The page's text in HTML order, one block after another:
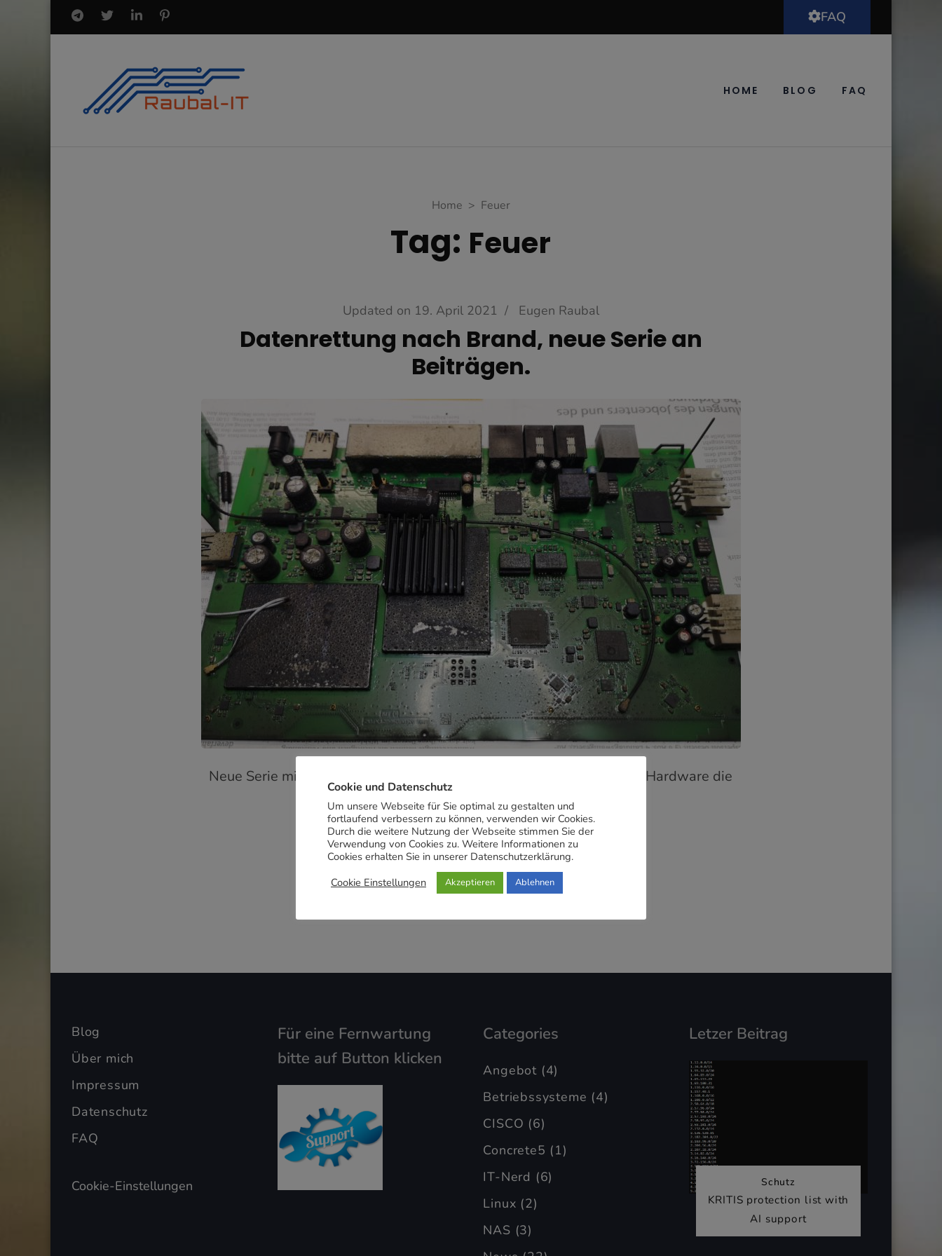
FAQ
HOME BLOG FAQ
Home > Feuer
Tag: Feuer
Updated on 19. April 2021 / Eugen Raubal
Datenrettung nach Brand, neue Serie an
Beiträgen.
Neue Serie mit Tipps zur Datenrettung, Sicherung und Reparatur von Hardware die
wortwörtlich durchs Feuer gegangen ist
MEHR
Blog
Über mich
Impressum
Datenschutz
FAQ
Cookie-Einstellungen
Für eine Fernwartung
bitte auf Button klicken
Categories
Angebot (4)
Betriebssysteme (4)
CISCO (6)
Concrete5 (1)
IT-Nerd (6)
Linux (2)
NAS (3)
Letzer Beitrag
Schutz
KRITIS protection list with
AI support
Cookie und Datenschutz
Um unsere Webseite für Sie optimal zu gestalten und
fortlaufend verbessern zu können, verwenden wir Cookies.
Durch die weitere Nutzung der Webseite stimmen Sie der
Verwendung von Cookies zu. Weitere Informationen zu
Cookies erhalten Sie in unserer Datenschutzerklärung.
Cookie Einstellungen
Akzeptieren Ablehnen